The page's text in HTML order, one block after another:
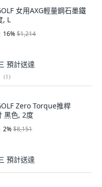
女用AXG輕量鋼石墨鐵
, L
16%$1,214
預計送達
(1)
Zero Torque推桿
黑色, 2度
2%$8,151
預計送達